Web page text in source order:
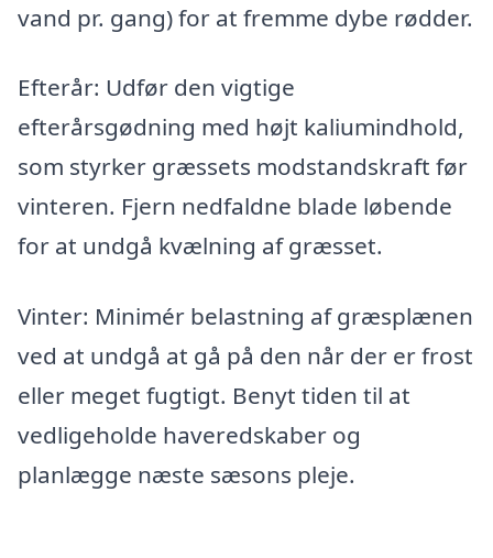
vand pr. gang) for at fremme dybe rødder.
Efterår: Udfør den vigtige
efterårsgødning med højt kaliumindhold,
som styrker græssets modstandskraft før
vinteren. Fjern nedfaldne blade løbende
for at undgå kvælning af græsset.
Vinter: Minimér belastning af græsplænen
ved at undgå at gå på den når der er frost
eller meget fugtigt. Benyt tiden til at
vedligeholde haveredskaber og
planlægge næste sæsons pleje.